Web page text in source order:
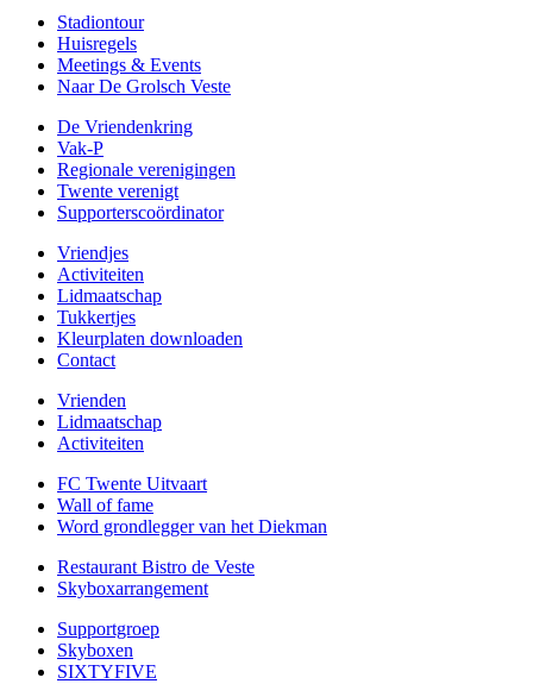
Stadiontour
Huisregels
Meetings & Events
Naar De Grolsch Veste
De Vriendenkring
Vak-P
Regionale verenigingen
Twente verenigt
Supporterscoördinator
Vriendjes
Activiteiten
Lidmaatschap
Tukkertjes
Kleurplaten downloaden
Contact
Vrienden
Lidmaatschap
Activiteiten
FC Twente Uitvaart
Wall of fame
Word grondlegger van het Diekman
Restaurant Bistro de Veste
Skyboxarrangement
Supportgroep
Skyboxen
SIXTYFIVE